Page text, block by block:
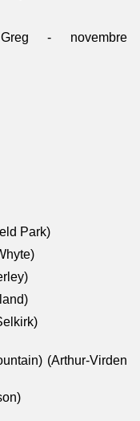
- novembre
Park)
(Arthur-Virden